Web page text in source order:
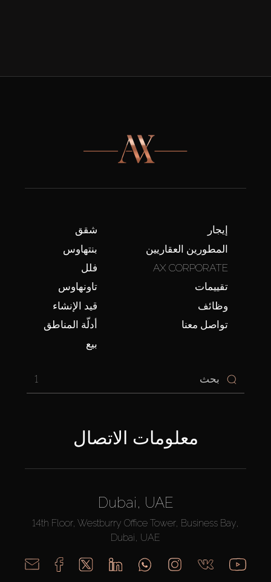
شقق
بنتهاوس
فلل
تاونهاوس
قيد الإنشاء
أدلّة المناطق
بيع
إيجار
المطورين العقاريين
AX CORPORATE
تقييمات
وظائف
تواصل معنا
1
معلومات الاتصال
Dubai, UAE
14th Floor, Westburry Office Tower, Business Bay,
Dubai, UAE